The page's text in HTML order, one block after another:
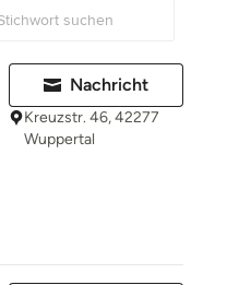
Nachricht
Kreuzstr. 46, 42277
Wuppertal